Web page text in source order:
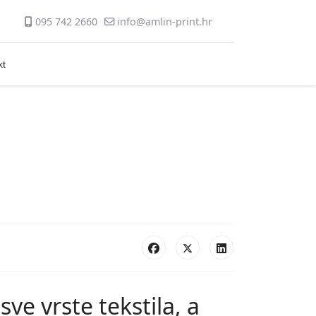
095 742 2660 info@amlin-print.hr
vrste tekstila, a